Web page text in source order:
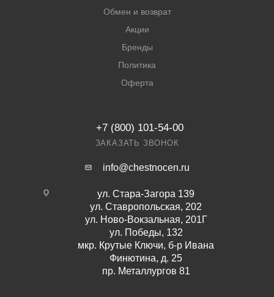
Обмен и возврат
Акции
Бренды
Политика
Оферта
+7 (800) 101-54-00
ЗАКАЗАТЬ ЗВОНОК
info@chestnocen.ru
ул. Стара-Загора 139
ул. Ставропольская, 202
ул. Ново-Вокзальная, 201Г
ул. Победы, 132
мкр. Крутые Ключи, б-р Ивана
Финютина, д. 25
пр. Металлургов 81